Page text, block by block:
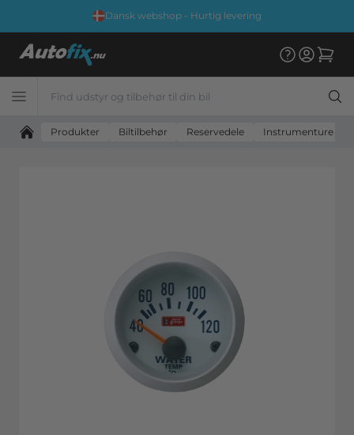
Dansk webshop - Hurtig levering
Produkter Biltilbehør Reservedele Instrumenture &